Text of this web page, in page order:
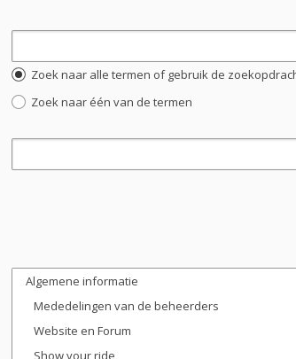
Zoek naar alle termen of gebruik de
Zoek naar één van de termen